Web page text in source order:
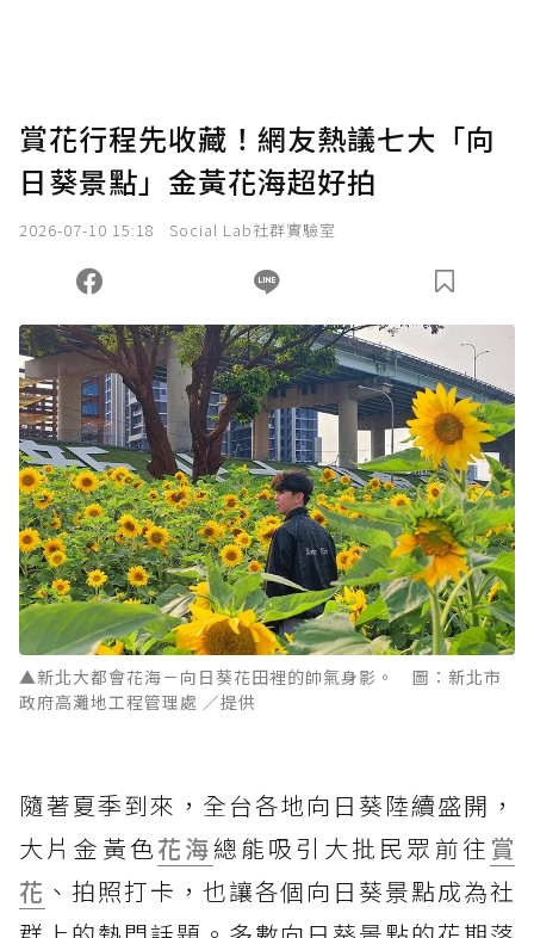
賞花行程先收藏！網友熱議七大「向
日葵景點」金黃花海超好拍
2026-07-10 15:18 Social Lab社群實驗室
▲新北大都會花海－向日葵花田裡的帥氣身影。 圖：新北市
政府高灘地工程管理處 ／提供
隨著夏季到來，全台各地向日葵陸續盛開，
大片金黃色花海總能吸引大批民眾前往 賞
花 、拍照打卡，也讓各個向日葵景點成為社